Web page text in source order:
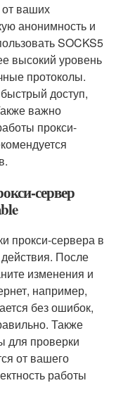
ваших
анонимность и
SOCKS5
высокий уровень
протоколы.
доступ,
важно
прокси-
сервер
прокси-сервера в
После
изменения и
например,
без ошибок,
Также
для проверки
от вашего
работы